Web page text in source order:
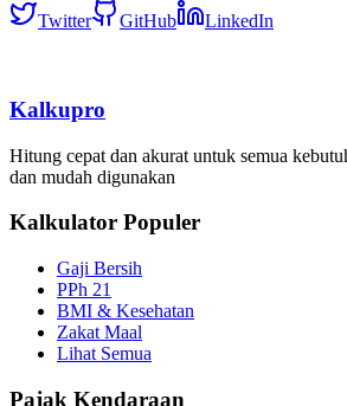
Twitter
GitHub LinkedIn
Kalkupro
Hitung cepat dan akurat untuk semua
dan mudah digunakan
Kalkulator Populer
Gaji Bersih
PPh 21
BMI & Kesehatan
Zakat Maal
Lihat Semua
Pajak Kendaraan